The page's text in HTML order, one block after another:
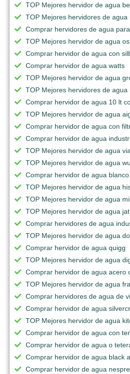
TOP Mejores hervidor de agua
TOP Mejores hervidores de agua
Comprar hervidores de agua
TOP Mejores hervidor de agua
Comprar hervidor de agua con
Comprar hervidor de agua watts
TOP Mejores hervidor de agua
TOP Mejores hervidores de agua
Comprar hervidor de agua 10 lt
TOP Mejores hervidor de agua
Comprar hervidor de agua con
Comprar hervidor de agua
TOP Mejores hervidor de agua
TOP Mejores hervidor de agua
Comprar hervidor de agua blanco
TOP Mejores hervidor de agua
TOP Mejores hervidor de agua
TOP Mejores hervidor de agua
Comprar hervidores de agua
TOP Mejores hervidor de agua
Comprar hervidor de agua quigg
TOP Mejores hervidor de agua
Comprar hervidor de agua acero
TOP Mejores hervidor de agua
Comprar hervidores de agua de
Comprar hervidor de agua
TOP Mejores hervidor de agua
Comprar hervidor de agua con
Comprar hervidor de agua o
Comprar hervidor de agua black
Comprar hervidor de agua